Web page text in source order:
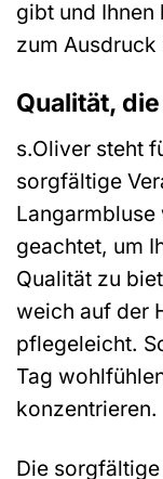
gibt und Ihnen
zum Ausdruck
Qualität,
s.Oliver steht
sorgfältige
geachtet, um
Qualität zu
weich auf der
pflegeleicht.
Tag
konzentrieren.
Die